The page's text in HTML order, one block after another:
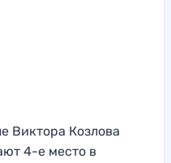
Виктора Козлова
4-е место в